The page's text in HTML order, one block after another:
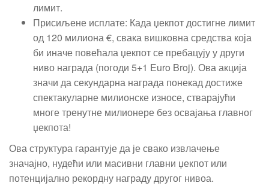
лимит.
Присиљене исплате: Када џекпот достигне лимит
од 120 милиона €, свака вишковна средства која
би иначе повећала џекпот се пребацују у други
ниво награда (погоди 5+1 Euro Broj). Ова акција
значи да секундарна награда понекад достиже
спектакуларне милионске износе, стварајући
многе тренутне милионере без освајања главног
џекпота!
Ова структура гарантује да је свако извлачење
значајно, нудећи или масивни главни џекпот или
потенцијално рекордну награду другог нивоа.